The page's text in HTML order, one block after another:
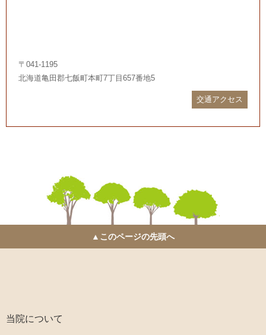
〒041-1195
北海道亀田郡七飯町本町7丁目657番地5
交通アクセス
▲このページの先頭へ
当院について